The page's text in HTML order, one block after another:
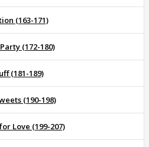
(163-171)
(172-180)
(181-189)
(190-198)
Love (199-207)